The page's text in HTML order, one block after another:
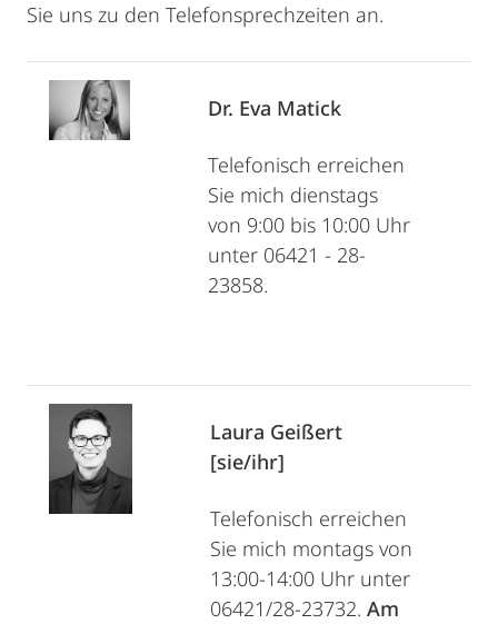
Sie uns zu den Telefonsprechzeiten an.
Dr. Eva Matick
Telefonisch erreichen
Sie mich dienstags
von 9:00 bis 10:00 Uhr
unter 06421 - 28-
23858.
Laura Geißert
[sie/ihr]
Telefonisch erreichen
Sie mich montags von
13:00-14:00 Uhr unter
06421/28-23732. Am